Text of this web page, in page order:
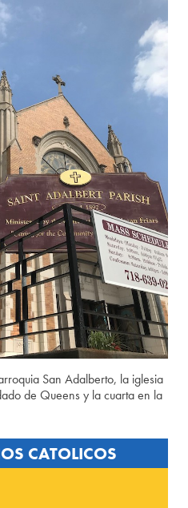
San Adalberto, la iglesia
de Queens y la cuarta en la
CATOLICOS